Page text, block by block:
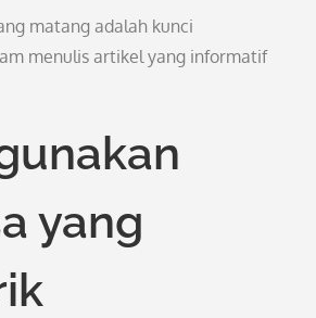
matang adalah kunci
menulis artikel yang informatif
yang